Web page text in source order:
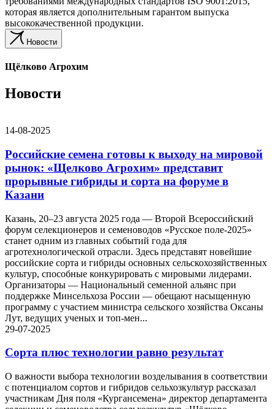
которая является дополнительным гарантом выпуска
высококачественной продукции.
Новости
Щёлково Агрохим
Новости
14-08-2025
Российские семена готовы к выходу на мировой
рынок: «Щелково Агрохим» представит
прорывные гибриды и сорта на форуме в
Казани
Казань, 20–23 августа 2025 года — Второй Всероссийский
форум селекционеров и семеноводов «Русское поле-2025»
станет одним из главных событий года для
агротехнологической отрасли. Здесь представят новейшие
российские сорта и гибриды основных сельскохозяйственных
культур, способные конкурировать с мировыми лидерами.
Организаторы — Национальный семенной альянс при
поддержке Минсельхоза России — обещают насыщенную
программу с участием министра сельского хозяйства Оксаны
Лут, ведущих ученых и топ-мен...
29-07-2025
Сорта плюс технологии равно результат
О важности выбора технологии возделывания в соответствии
с потенциалом сортов и гибридов сельхозкультур рассказал
участникам Дня поля «Кургансемена» директор департамента